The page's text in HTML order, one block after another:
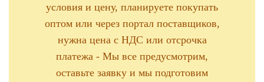
условия и цену, планируете покупать
оптом или через портал поставщиков,
нужна цена с НДС или отсрочка
платежа - Мы все предусмотрим,
оставьте заявку и мы подготовим